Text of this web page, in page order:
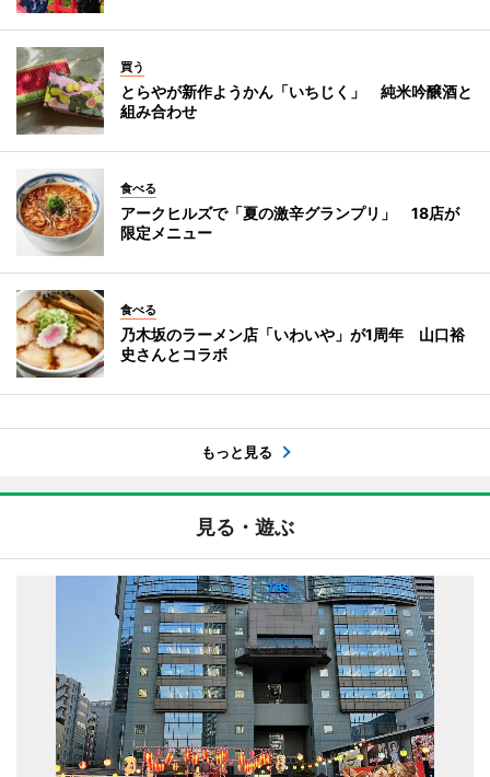
買う
とらやが新作ようかん「いちじく」 純米吟醸酒と
組み合わせ
食べる
アークヒルズで「夏の激辛グランプリ」 18店が
限定メニュー
食べる
乃木坂のラーメン店「いわいや」が1周年 山口裕
史さんとコラボ
もっと見る
見る・遊ぶ